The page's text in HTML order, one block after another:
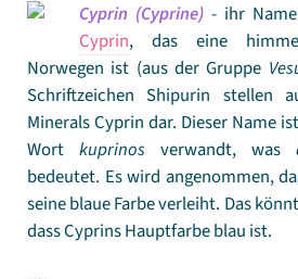
Cyprin (Cyprine)- ihr
Cyprin, das eine
Norwegen ist (aus der Gruppe
Schriftzeichen Shipurin stellen
Minerals Cyprin dar. Dieser Name
Wort kuprinos verwandt, was
bedeutet. Es wird angenommen,
seine blaue Farbe verleiht. Das
dass Cyprins Hauptfarbe blau ist.